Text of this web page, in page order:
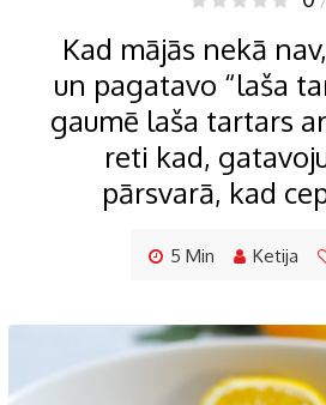
Kad mājās nekā
un pagatavo “laša
gaumē laša tartars
reti kad,
pārsvarā, kad
5 Min Ketija